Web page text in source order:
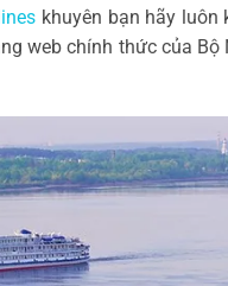
khuyên bạn hãy
web chính thức của